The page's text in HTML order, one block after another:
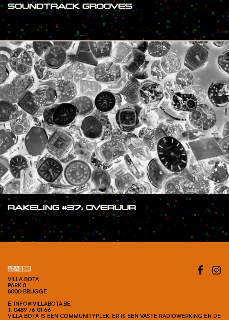
SOUNDTRACK GROOVES
#SHOW
RAKELING #37: OVERUUR
#SHOW
VILLA BOTA
PARK 8
8000 BRUGGE
E: INFO@VILLABOTA.BE
T: 0489 76 01 66
VILLA BOTA IS EEN COMMUNITYPLEK. ER IS EEN VASTE RADIOWERKING EN DE